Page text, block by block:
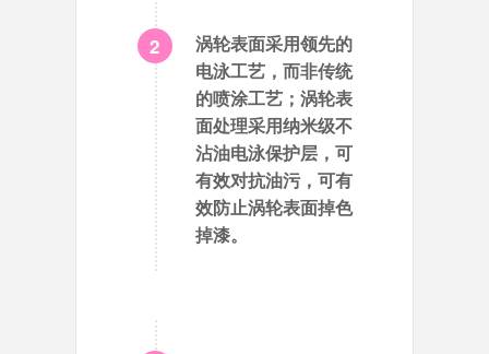
2
涡轮表面采用领先的
电泳工艺，而非传统
的喷涂工艺；涡轮表
面处理采用纳米级不
沾油电泳保护层，可
有效对抗油污，可有
效防止涡轮表面掉色
掉漆。